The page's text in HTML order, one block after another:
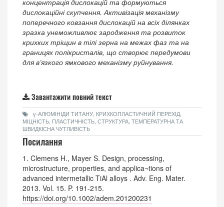
дислокаційні скупчення. Активізація механізму
поперечного ковзання дислокацій на всіх ділянках
зразка унеможливлює зародження та розвиток
крихких тріщин в тілі зерна на межах фаз та на
границях полікристалів, що створює передумови
для в’язкого ямкового механізму руйнування.
Завантажити повний текст
γ-АЛЮМІНІДИ ТИТАНУ, КРИХКОПЛАСТИЧНИЙ ПЕРЕХІД,
МІЦНІСТЬ, ПЛАСТИЧНІСТЬ, СТРУКТУРА, ТЕМПЕРАТУРНА ТА
ШВИДКІСНА ЧУТЛИВІСТЬ
Посилання
1. Clemens H., Mayer S. Design, processing,
microstructure, properties, and applica¬tions of
advanced intermetallic TiAl alloys . Adv. Eng. Mater.
2013. Vol. 15. P. 191-215.
https://doi.org/10.1002/adem.201200231